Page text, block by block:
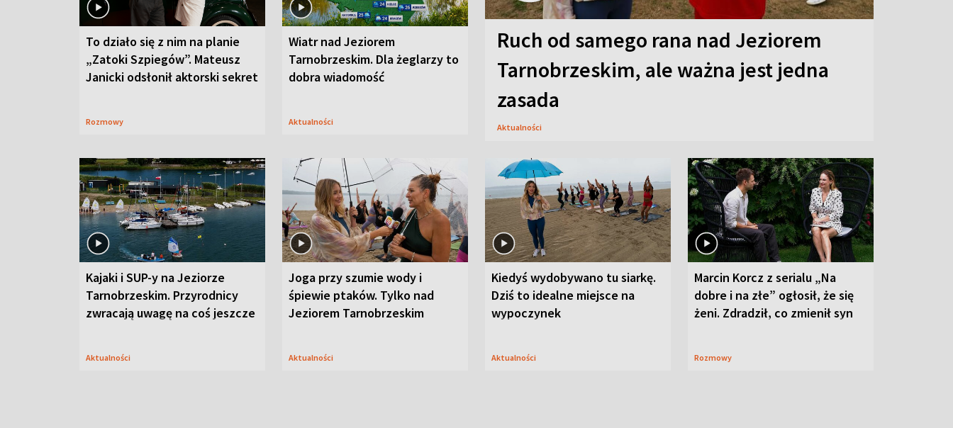
To działo się z nim na planie
„Zatoki Szpiegów”. Mateusz
Janicki odsłonił aktorski sekret
Rozmowy
Wiatr nad Jeziorem
Tarnobrzeskim. Dla żeglarzy to
dobra wiadomość
Aktualności
Ruch od samego rana nad Jeziorem
Tarnobrzeskim, ale ważna jest jedna
zasada
Aktualności
Kajaki i SUP-y na Jeziorze
Tarnobrzeskim. Przyrodnicy
zwracają uwagę na coś jeszcze
Aktualności
Joga przy szumie wody i
śpiewie ptaków. Tylko nad
Jeziorem Tarnobrzeskim
Aktualności
Kiedyś wydobywano tu siarkę.
Dziś to idealne miejsce na
wypoczynek
Aktualności
Marcin Korcz z serialu „Na
dobre i na złe” ogłosił, że się
żeni. Zdradził, co zmienił syn
Rozmowy